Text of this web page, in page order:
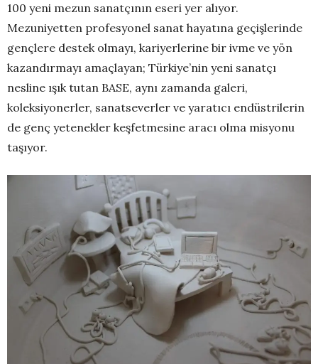
100 yeni mezun sanatçının eseri yer alıyor.
Mezuniyetten profesyonel sanat hayatına geçişlerinde
gençlere destek olmayı, kariyerlerine bir ivme ve yön
kazandırmayı amaçlayan; Türkiye’nin yeni sanatçı
nesline ışık tutan BASE, aynı zamanda galeri,
koleksiyonerler, sanatseverler ve yaratıcı endüstrilerin
de genç yetenekler keşfetmesine aracı olma misyonu
taşıyor.